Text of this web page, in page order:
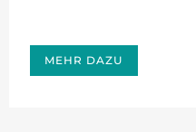
MEHR DAZU